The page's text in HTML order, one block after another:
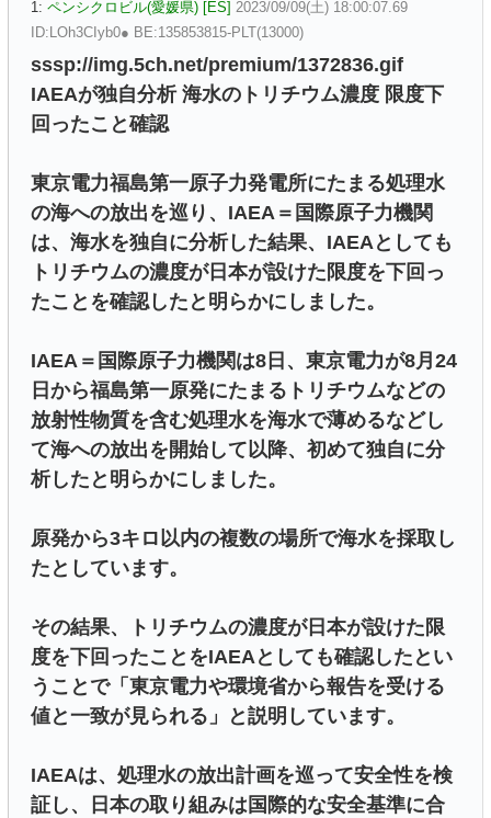
1: ペンシクロビル(愛媛県) [ES] 2023/09/09(土) 18:00:07.69
ID:LOh3CIyb0● BE:135853815-PLT(13000)
sssp://img.5ch.net/premium/1372836.gif
IAEAが独自分析 海水のトリチウム濃度 限度下
回ったこと確認
東京電力福島第一原子力発電所にたまる処理水
の海への放出を巡り、IAEA＝国際原子力機関
は、海水を独自に分析した結果、IAEAとしても
トリチウムの濃度が日本が設けた限度を下回っ
たことを確認したと明らかにしました。
IAEA＝国際原子力機関は8日、東京電力が8月24
日から福島第一原発にたまるトリチウムなどの
放射性物質を含む処理水を海水で薄めるなどし
て海への放出を開始して以降、初めて独自に分
析したと明らかにしました。
原発から3キロ以内の複数の場所で海水を採取し
たとしています。
その結果、トリチウムの濃度が日本が設けた限
度を下回ったことをIAEAとしても確認したとい
うことで「東京電力や環境省から報告を受ける
値と一致が見られる」と説明しています。
IAEAは、処理水の放出計画を巡って安全性を検
証し、日本の取り組みは国際的な安全基準に合